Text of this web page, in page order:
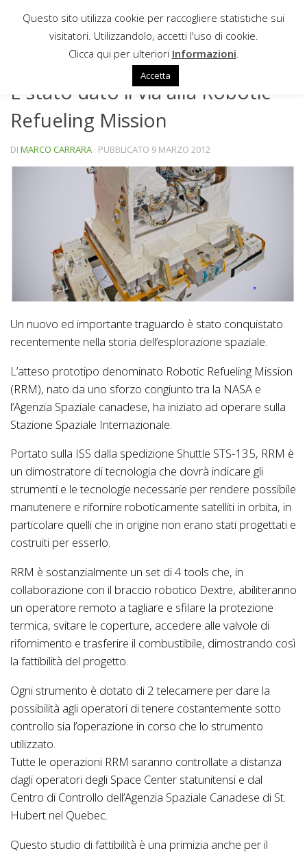
Sotto il contenuto
È stato dato il via alla Robotic
Refueling Mission
DI MARCO CARRARA · PUBBLICATO 9 MARZO 2012
Un nuovo ed importante traguardo è stato conquistato
recentemente nella storia dell’esplorazione spaziale.
L’atteso prototipo denominato Robotic Refueling Mission
(RRM), nato da uno sforzo congiunto tra la NASA e
l’Agenzia Spaziale canadese, ha iniziato ad operare sulla
Stazione Spaziale Internazionale.
Portato sulla ISS dalla spedizione Shuttle STS-135, RRM è
un dimostratore di tecnologia che dovrà indicare gli
strumenti e le tecnologie necessarie per rendere possibile
manutenere e rifornire roboticamente satelliti in orbita, in
particolare quelli che in origine non erano stati progettati e
costruiti per esserlo.
RRM è sostanzialmente un set di 4 tools che, in
collaborazione con il braccio robotico Dextre, abiliteranno
un operatore remoto a tagliare e sfilare la protezione
termica, svitare le coperture, accedere alle valvole di
rifornimento e trasferire il combustibile, dimostrando così
la fattibilità del progetto.
Ogni strumento è dotato di 2 telecamere per dare la
possibilità agli operatori di tenere costantemente sotto
controllo sia l’operazione in corso che lo strumento
utilizzato.
Tutte le operazioni RRM saranno controllate a distanza
dagli operatori degli Space Center statunitensi e dal
Centro di Controllo dell’Agenzia Spaziale Canadese di St.
Hubert nel Quebec.
Questo studio di fattibilità è una primizia anche per il
Questo sito utilizza cookie per raccogliere statistiche sui
visitatori. Utilizzandolo, accetti l'uso di cookie.
Clicca qui per ulteriori Informazioni
Accetta